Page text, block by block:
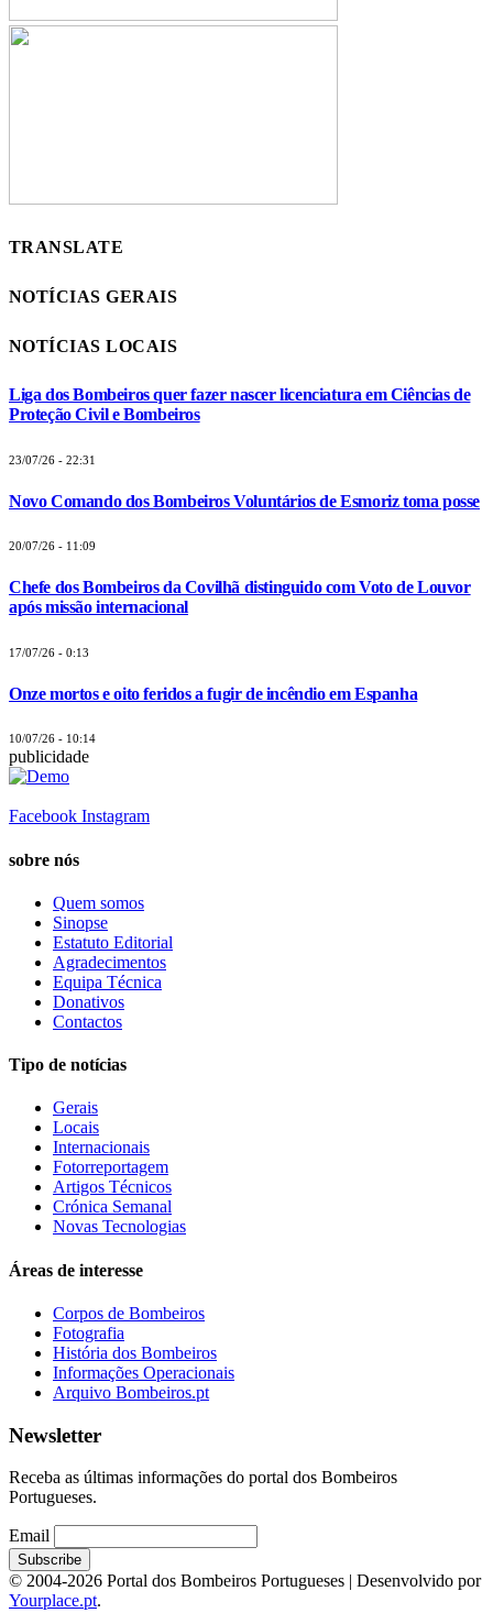
TRANSLATE
NOTÍCIAS GERAIS
NOTÍCIAS LOCAIS
Liga dos Bombeiros quer fazer nascer licenciatura em Ciências de
Proteção Civil e Bombeiros
23/07/26 - 22:31
Novo Comando dos Bombeiros Voluntários de Esmoriz toma posse
20/07/26 - 11:09
Chefe dos Bombeiros da Covilhã distinguido com Voto de Louvor
após missão internacional
17/07/26 - 0:13
Onze mortos e oito feridos a fugir de incêndio em Espanha
10/07/26 - 10:14
publicidade
Facebook Instagram
sobre nós
Quem somos
Sinopse
Estatuto Editorial
Agradecimentos
Equipa Técnica
Donativos
Contactos
Tipo de notícias
Gerais
Locais
Internacionais
Fotorreportagem
Artigos Técnicos
Crónica Semanal
Novas Tecnologias
Áreas de interesse
Corpos de Bombeiros
Fotografia
História dos Bombeiros
Informações Operacionais
Arquivo Bombeiros.pt
Newsletter
Receba as últimas informações do portal dos Bombeiros
Portugueses.
Email
© 2004-2026 Portal dos Bombeiros Portugueses | Desenvolvido por
Yourplace.pt.